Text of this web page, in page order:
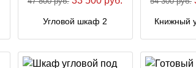
Угловой шкаф 2 Книжный